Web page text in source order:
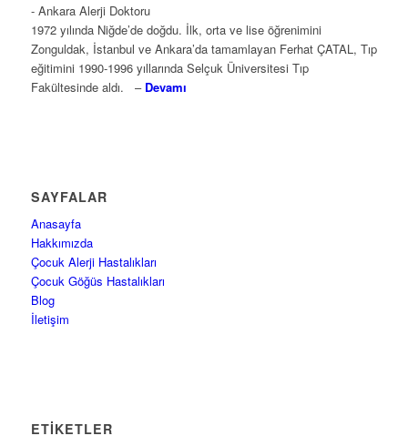
1972 yılında Niğde’de doğdu. İlk, orta ve lise öğrenimini
Zonguldak, İstanbul ve Ankara’da tamamlayan Ferhat ÇATAL, Tıp
eğitimini 1990-1996 yıllarında Selçuk Üniversitesi Tıp
Fakültesinde aldı. – Devamı
SAYFALAR
Anasayfa
Hakkımızda
Çocuk Alerji Hastalıkları
Çocuk Göğüs Hastalıkları
Blog
İletişim
ETİKETLER